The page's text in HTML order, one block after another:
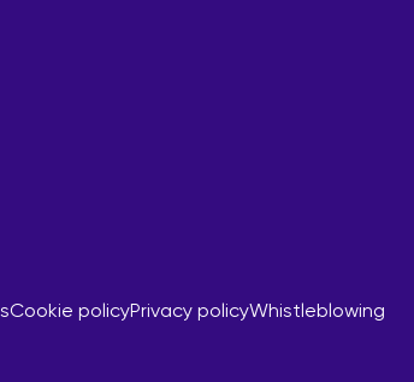
Cookie policyPrivacy policyWhistleblowing